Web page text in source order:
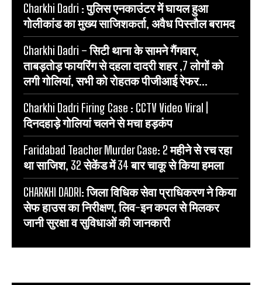
Charkhi Dadri : पुलिस एनकाउंटर में घायल हुआ
गोलीकांड का मुख्य साजिशकर्ता, अवैध पिस्तौल बरामद
Charkhi Dadri – सिटी थाना के सामने गैंगवार,
ताबड़तोड़ फायरिंग से दहला दादरी शहर ,7 लोगों को
लगी गोलियां, सभी को रोहतक पीजीआई रेफर...
Charkhi Dadri Firing Case : CCTV Video Viral |
दिनदहाड़े गोलियां चलने से मचा हड़कंप
Faridabad Teacher Murder Case: 2 महीने से रच रहा
था साजिश, 32 सेकेंड में 34 बार चाकू से किया हमला
CHARKHI DADRI: जिला विधिक सेवा प्राधिकरण ने किया
सेफ हाउस का निरीक्षण, लिव-इन कपल से मिलकर
जानी सुरक्षा व सुविधाओं की जानकारी